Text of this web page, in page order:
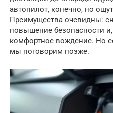
автопилот, конечно, но
Преимущества очевидны:
повышение безопасности и,
комфортное вождение. Но
мы поговорим позже.